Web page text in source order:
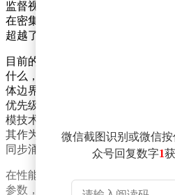
监督视觉Transformer模型，通过一
在密集空间感知任务上展现出了
超越了参数规模大出数倍的顶尖模
目前的视觉基础模型大多专注于“
什么，却往往忽略了机器人进行
体边界、轮廓及深度信息。
优先级，将“边界”作为原生预训
模技术，模型能够识别出图像中
其作为训练的核心。这种做法不
同步涌现出极强的几何空间感知
在性能表现上，LingBot-Vision的
参数，却在NYU-Depth v2等深度
微信截图识别或微信
众号回复数字1